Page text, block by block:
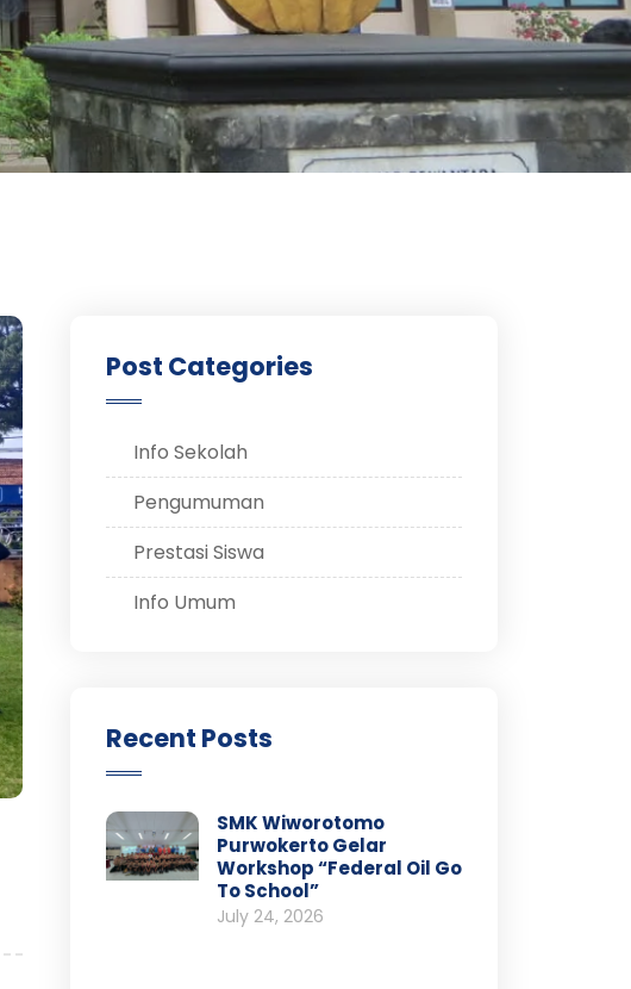
Post Categories
Info Sekolah
Pengumuman
Prestasi Siswa
Info Umum
Recent Posts
SMK Wiworotomo
Purwokerto Gelar
Workshop “Federal Oil Go
To School”
July 24, 2026